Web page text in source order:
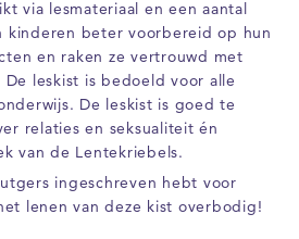
via lesmateriaal en een aantal
kinderen beter voorbereid op hun
en raken ze vertrouwd met
leskist is bedoeld voor alle
De leskist is goed te
relaties en seksualiteit én
van de Lentekriebels.
ingeschreven hebt voor
lenen van deze kist overbodig!